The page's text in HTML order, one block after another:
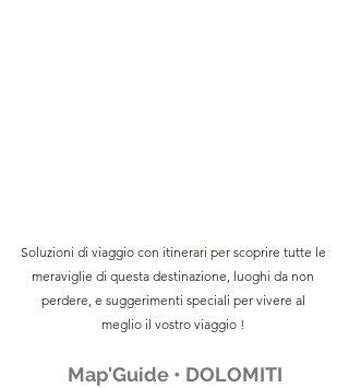
Soluzioni di viaggio con itinerari per scoprire tutte le
meraviglie di questa destinazione, luoghi da non
perdere, e suggerimenti speciali per vivere al
meglio il vostro viaggio !
Map'Guide • DOLOMITI